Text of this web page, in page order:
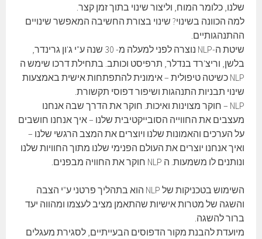
שלנו, כלומר המוח, וליצור שינוי בתוך זמן קצר.
למה הכוונה בשינוי? שינוי בצורת החשיבה המאפשר שינויים
ההתנהגותיים.
שיטת ה-NLP נוצרה לפני למעלה מ- 30 שנה ע"י ג'ון גרינדר,
בלשן, וריצ'רד בנדלר, תרפיסט וכותב. בתחילת דרכו שימש ה
NLP כשיטה טיפולית – אימונית להתפתחות אישית באמצעות
שינוי תבניות התנהגות ושיפור דפוסי תקשורת.
NLP – חוקר מצוינות ואיכות. חוקר את הדרך שבה אנחנו
מעצבים את החווייה הסובייקטיבית שלנו – איך אנחנו חושבים
על הערכים והאמונות שלנו ויוצרים את המצב הרגשי שלנו –
ואיך אנחנו יוצרים את העולם הפנימי שלנו מתוך החוויות שלנו
ונותנים לו משמעות. ה NLP חוקר את החוויה מבפנים.
השימוש בטכניקות של NLP הוא בתהליך פרטני ע"י הצבה
והשגה של מטרות אישיות שהתאמן מציב לעצמו ומהווה יעד
ברור להשגה.
מיועדת להבנת מקור הדפוסים הבעייתיים, לסגירת מעגלים